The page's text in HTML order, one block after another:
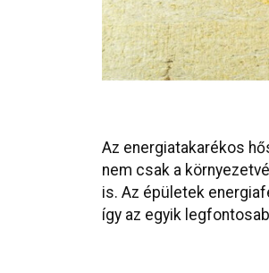
Az energiatakarékos
nem csak a
is. Az épületek
így az egyik